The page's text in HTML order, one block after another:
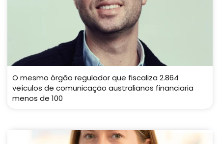
O mesmo órgão regulador que fiscaliza 2.864
veículos de comunicação australianos financiaria
menos de 100